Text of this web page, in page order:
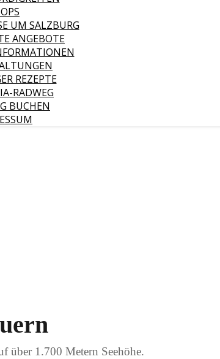
UM SALZBURG
ANGEBOTE
REZEPTE
RADWEG
BUCHEN
über 1.700 Metern Seehöhe.